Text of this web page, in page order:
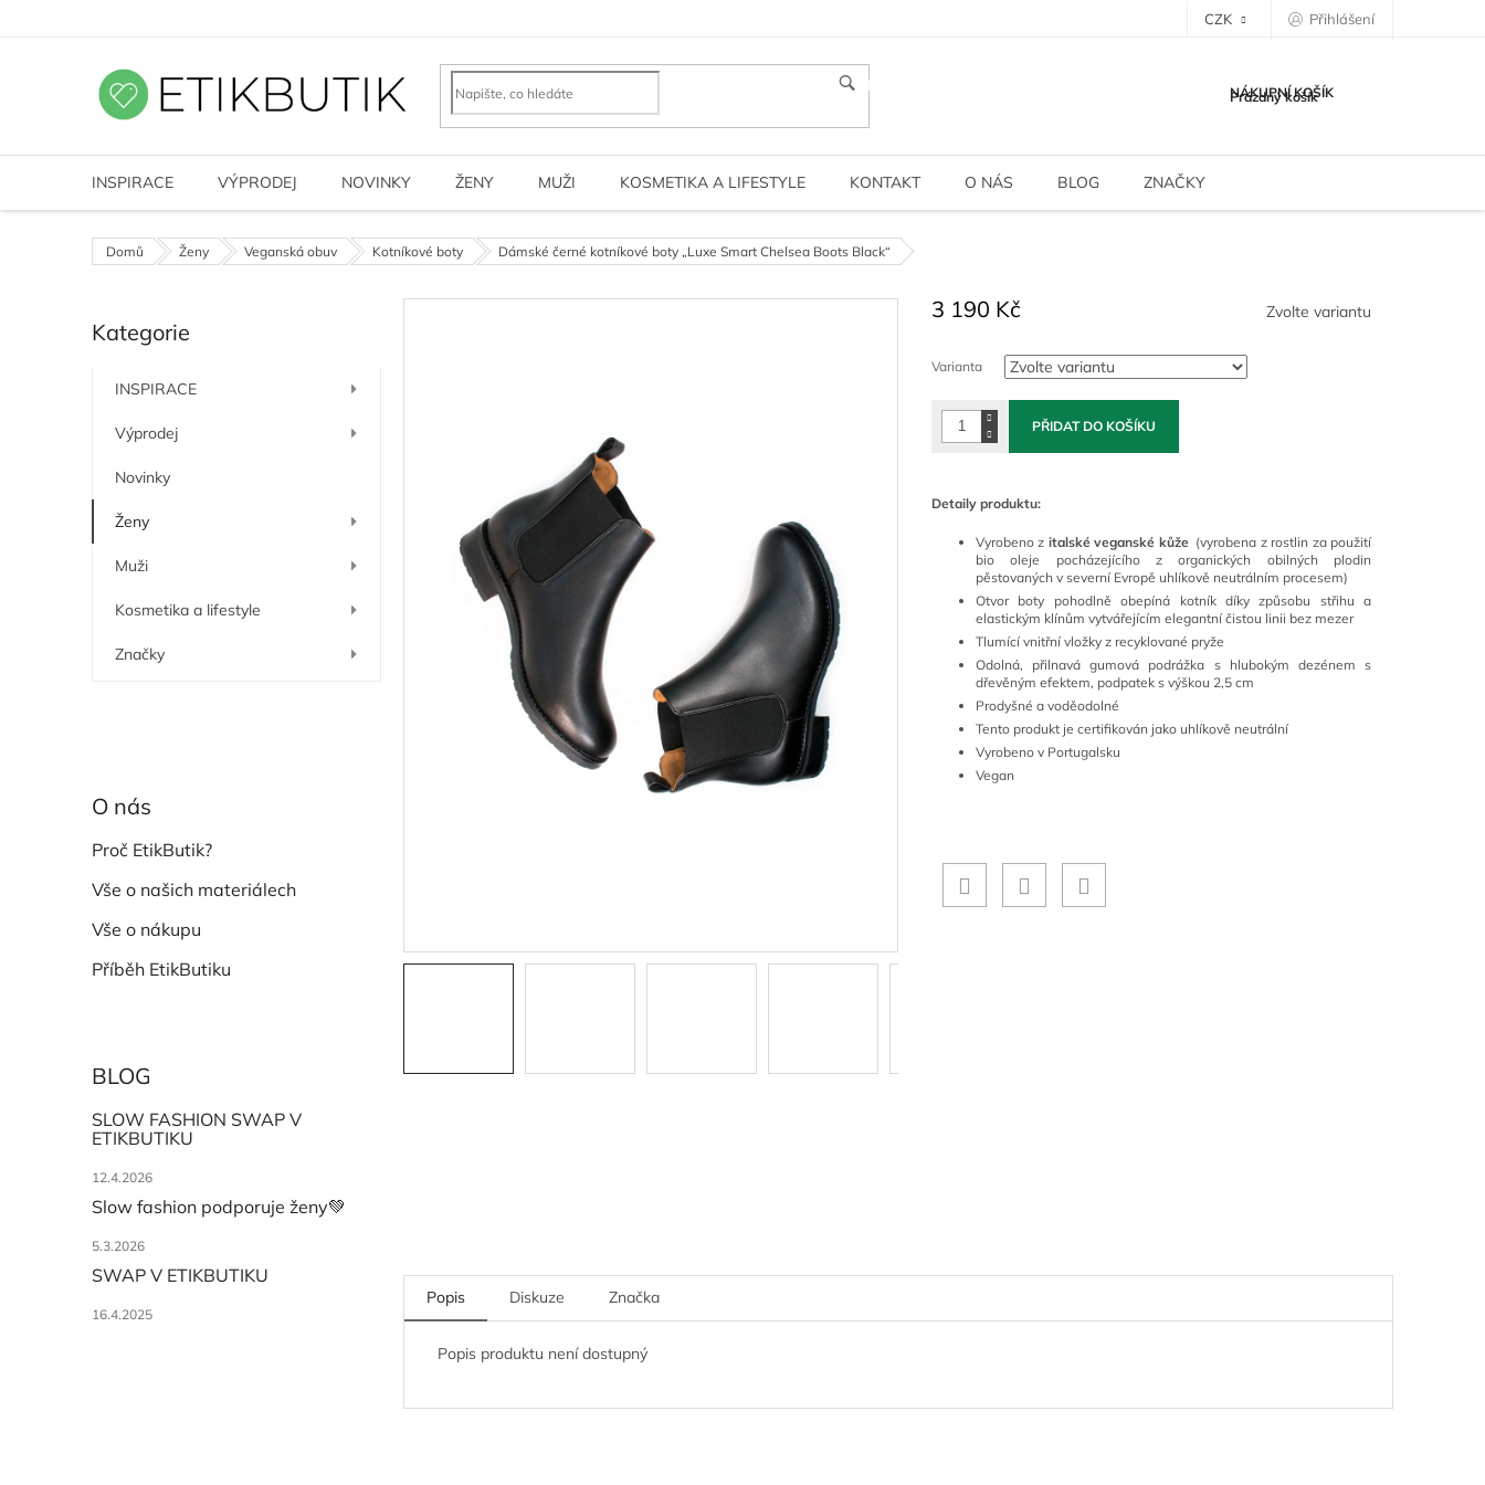
CZK Přihlášení
HLEDAT NÁKUPNÍ KOŠÍK
Prázdný košík
INSPIRACE VÝPRODEJ NOVINKY ŽENY MUŽI KOSMETIKA A LIFESTYLE KONTAKT O NÁS BLOG ZNAČKY
Domů Ženy Veganská obuv Kotníkové boty Dámské černé kotníkové boty „Luxe Smart Chelsea Boots Black“
o
í
a
Přeskočit
kategorie
Kategorie
INSPIRACE
Výprodej
Novinky
Ženy
Muži
Kosmetika a lifestyle
Značky
O nás
Proč EtikButik?
Vše o našich materiálech
Vše o nákupu
Příběh EtikButiku
BLOG
SLOW FASHION SWAP V
ETIKBUTIKU
12.4.2026
Slow fashion podporuje ženy💚
5.3.2026
SWAP V ETIKBUTIKU
16.4.2025
3 190 Kč
cena:
Zvolte variantu
Varianta
PŘIDAT DO KOŠÍKU
Detaily produktu:
Vyrobeno z italské veganské kůže (vyrobena z rostlin za použití
bio oleje pocházejícího z organických obilných plodin
pěstovaných v severní Evropě uhlíkově neutrálním procesem)
Otvor boty pohodlně obepíná kotník díky způsobu střihu a
elastickým klínům vytvářejícím elegantní čistou linii bez mezer
Tlumící vnitřní vložky z recyklované pryže
Odolná, přilnavá gumová podrážka s hlubokým dezénem s
dřevěným efektem, podpatek s výškou 2,5 cm
Prodyšné a voděodolné
Tento produkt je certifikován jako uhlíkově neutrální
Vyrobeno v Portugalsku
Vegan
Popis Diskuze Značka
Popis produktu není dostupný